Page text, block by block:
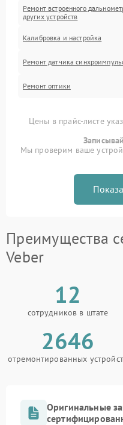
Ремонт встроенного
других устройств
Калибровка и настройка
Ремонт датчика
Ремонт оптики
Цены в прайс-листе
Мы проверим ваше
Преимущества
Veber
12
сотрудников в штате
2646
отремонтированных
Оригинальные